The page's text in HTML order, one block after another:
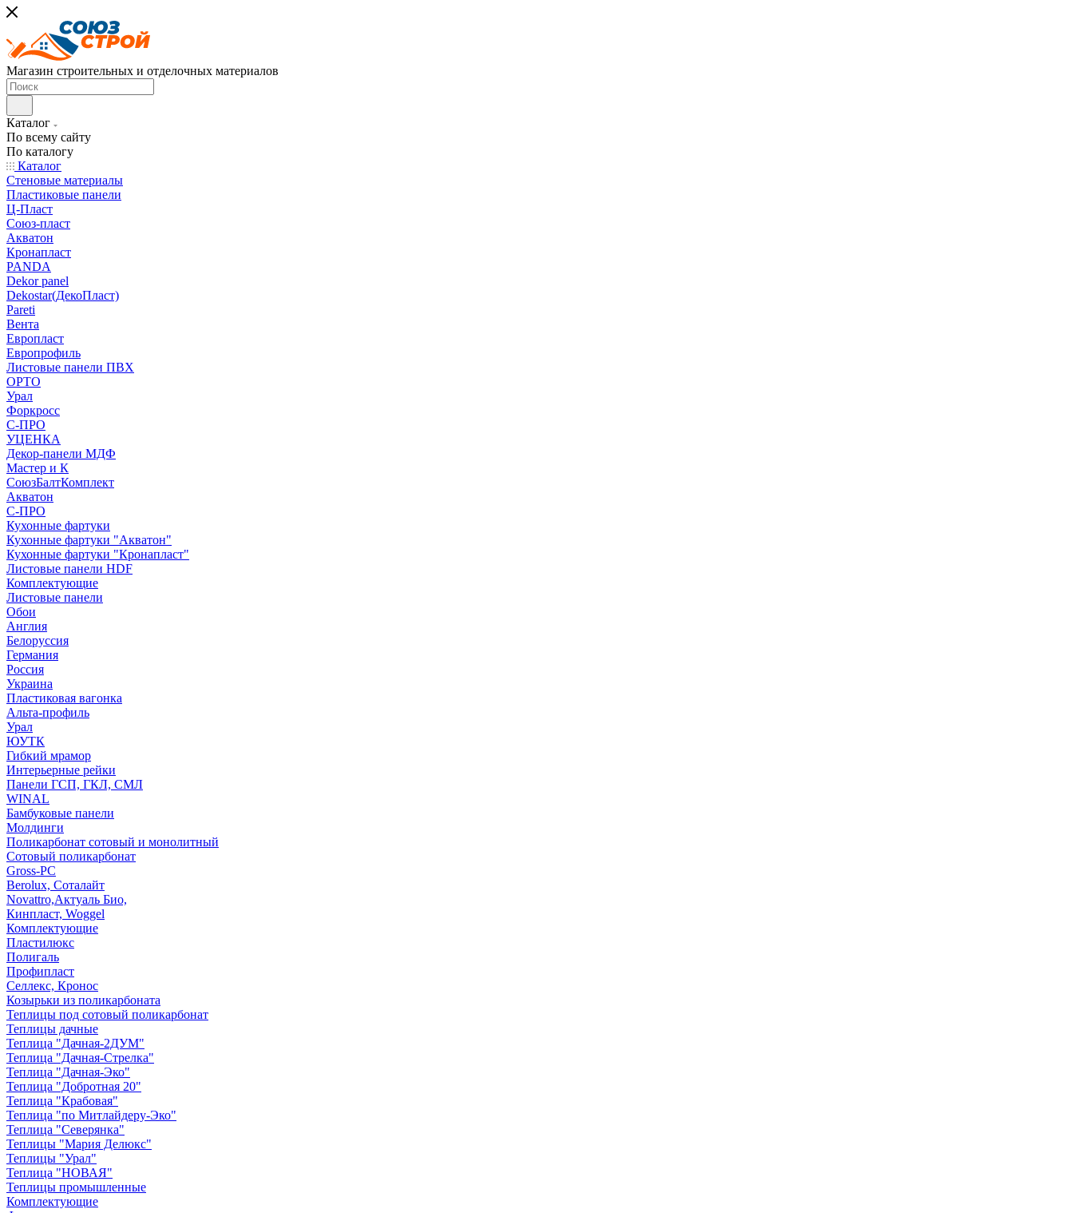
Магазин строительных и отделочных материалов
Каталог
По всему сайту
По каталогу
Каталог
Стеновые материалы
Пластиковые панели
Ц-Пласт
Союз-пласт
Акватон
Кронапласт
PANDA
Dekor panel
Dekostar(ДекоПласт)
Pareti
Вента
Европласт
Европрофиль
Листовые панели ПВХ
ОРТО
Урал
Форкросс
С-ПРО
УЦЕНКА
Декор-панели МДФ
Мастер и К
СоюзБалтКомплект
Акватон
С-ПРО
Кухонные фартуки
Кухонные фартуки "Акватон"
Кухонные фартуки "Кронапласт"
Листовые панели HDF
Комплектующие
Листовые панели
Обои
Англия
Белоруссия
Германия
Россия
Украина
Пластиковая вагонка
Альта-профиль
Урал
ЮУТК
Гибкий мрамор
Интерьерные рейки
Панели ГСП, ГКЛ, СМЛ
WINAL
Бамбуковые панели
Молдинги
Поликарбонат сотовый и монолитный
Сотовый поликарбонат
Gross-PC
Berolux, Соталайт
Novattro,Актуаль Био,
Кинпласт, Woggel
Комплектующие
Пластилюкс
Полигаль
Профипласт
Селлекс, Кронос
Козырьки из поликарбоната
Теплицы под сотовый поликарбонат
Теплицы дачные
Теплица "Дачная-2ДУМ"
Теплица "Дачная-Стрелка"
Теплица "Дачная-Эко"
Теплица "Добротная 20"
Теплица "Крабовая"
Теплица "по Митлайдеру-Эко"
Теплица "Северянка"
Теплицы "Мария Делюкс"
Теплицы "Урал"
Теплица "НОВАЯ"
Теплицы промышленные
Комплектующие